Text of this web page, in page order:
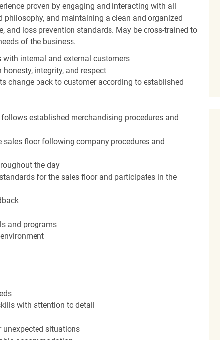
proven by engaging and interacting with all
philosophy, and maintaining a clean and organized
and loss prevention standards. May be cross-trained to
of the business.
with internal and external customers
integrity, and respect
change back to customer according to established
established merchandising procedures and
sales floor following company procedures and
the day
for the sales floor and participates in the
and programs
with attention to detail
unexpected situations